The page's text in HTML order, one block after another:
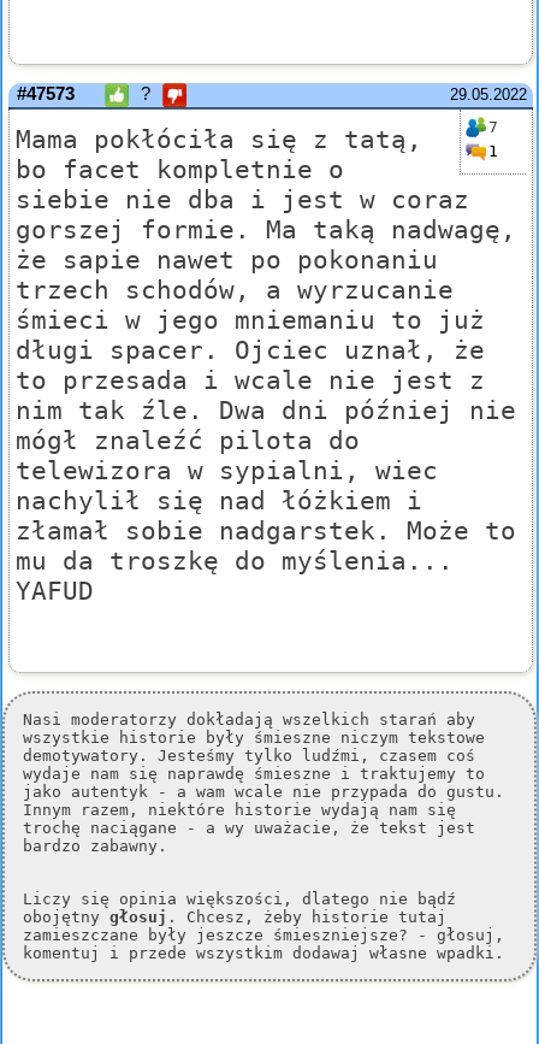
29.05.2022
#47573 ?
7
1
Mama pokłóciła się z tatą,
bo facet kompletnie o
siebie nie dba i jest w coraz
gorszej formie. Ma taką nadwagę,
że sapie nawet po pokonaniu
trzech schodów, a wyrzucanie
śmieci w jego mniemaniu to już
długi spacer. Ojciec uznał, że
to przesada i wcale nie jest z
nim tak źle. Dwa dni później nie
mógł znaleźć pilota do
telewizora w sypialni, wiec
nachylił się nad łóżkiem i
złamał sobie nadgarstek. Może to
mu da troszkę do myślenia...
YAFUD
Nasi moderatorzy dokładają wszelkich starań aby
wszystkie historie były śmieszne niczym tekstowe
demotywatory. Jesteśmy tylko ludźmi, czasem coś
wydaje nam się naprawdę śmieszne i traktujemy to
jako autentyk - a wam wcale nie przypada do gustu.
Innym razem, niektóre historie wydają nam się
trochę naciągane - a wy uważacie, że tekst jest
bardzo zabawny.
Liczy się opinia większości, dlatego nie bądź
obojętny głosuj . Chcesz, żeby historie tutaj
zamieszczane były jeszcze śmieszniejsze? - głosuj,
komentuj i przede wszystkim dodawaj własne wpadki.